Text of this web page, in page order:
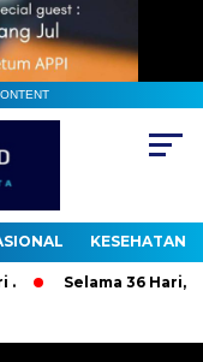
KESEHATAN
Selama 36 Hari, 37